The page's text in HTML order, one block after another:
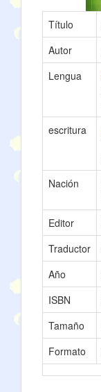
Título
Autor
Lengua
escritura
Nación
Editor
Traductor
Año
ISBN
Tamaño
Formato